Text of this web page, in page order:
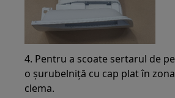
4. Pentru a scoate sertarul de
o șurubelniță cu cap plat în
clema.